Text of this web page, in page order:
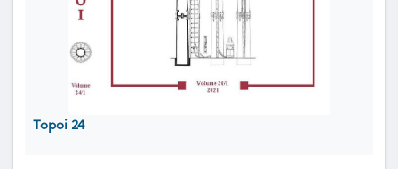
Topoi 24